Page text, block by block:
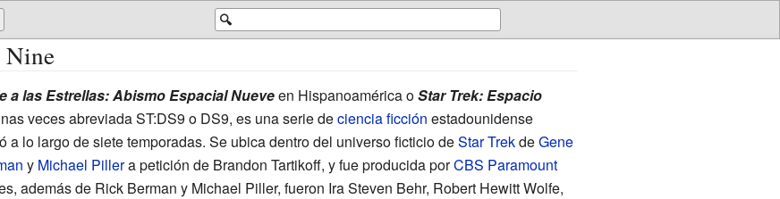
🔍
Nine
a las Estrellas: Abismo Espacial Nueveen Hispanoamérica oStar Trek: Espacio
veces abreviada ST:DS9 o DS9, es una serie deciencia ficción estadounidense
a lo largo de siete temporadas. Se ubica dentro del universo ficticio deStar TrekdeGene
y Michael Pillera petición de Brandon Tartikoff, y fue producida porCBS Paramount
además de Rick Berman y Michael Piller, fueron Ira Steven Behr, Robert Hewitt Wolfe,